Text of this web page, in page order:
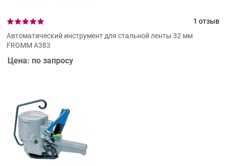
1 отзыв
Автоматический инструмент для стальной ленты 32 мм
FROMM A383
Цена: по запросу